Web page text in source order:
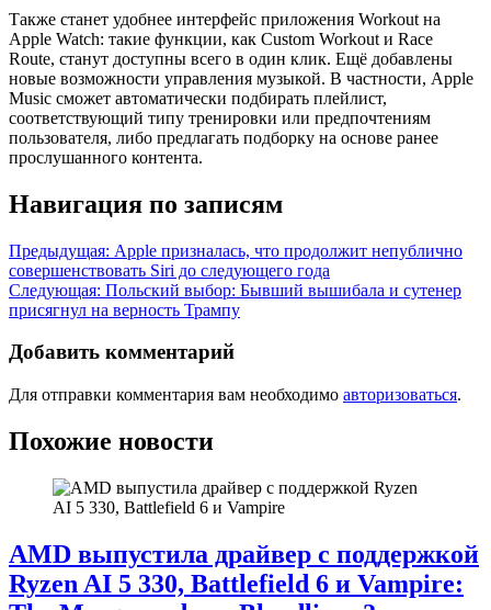
Также станет удобнее интерфейс приложения Workout на
Apple Watch: такие функции, как Custom Workout и Race
Route, станут доступны всего в один клик. Ещё добавлены
новые возможности управления музыкой. В частности, Apple
Music сможет автоматически подбирать плейлист,
соответствующий типу тренировки или предпочтениям
пользователя, либо предлагать подборку на основе ранее
прослушанного контента.
Навигация по записям
Предыдущая: Apple призналась, что продолжит непублично
совершенствовать Siri до следующего года
Следующая: Польский выбор: Бывший вышибала и сутенер
присягнул на верность Трампу
Добавить комментарий
Для отправки комментария вам необходимо авторизоваться.
Похожие новости
AMD выпустила драйвер с поддержкой
Ryzen AI 5 330, Battlefield 6 и Vampire: